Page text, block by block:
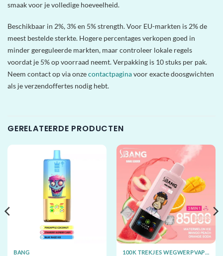
smaak voor je volledige hoeveelheid.
Beschikbaar in 2%, 3% en 5% strength. Voor EU-markten is 2% de
meest bestelde sterkte. Hogere percentages verkopen goed in
minder gereguleerde markten, maar controleer lokale regels
voordat je 5% op voorraad neemt. Verpakking is 10 stuks per pak.
Neem contact op via onzecontactpaginavoor exacte doosgwichten
als je verzendoffertes nodig hebt.
GERELATEERDE PRODUCTEN
BANG 100K TREKJES WEGWERPVAPES